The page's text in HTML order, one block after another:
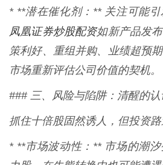
* **潜在催化剂：** 关注可能引
凤凰证券炒股配资如新产品发
策利好、重组并购、业绩超预
市场重新评估公司价值的契机。
### 三、风险与陷阱：清醒的认
抓住十倍股固然诱人，但投资路
* **市场波动性：** 市场的潮